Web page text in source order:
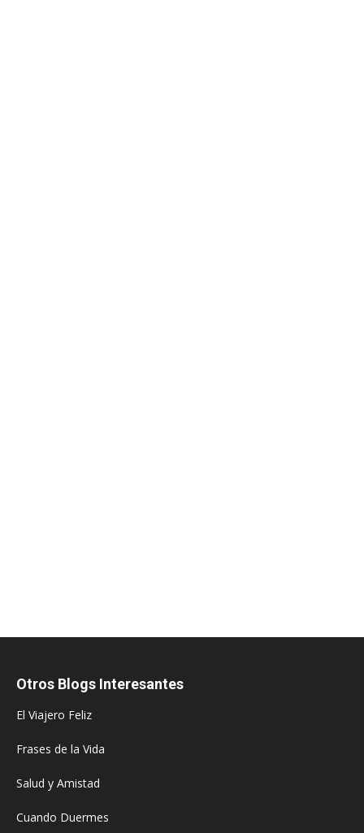
Otros Blogs Interesantes
El Viajero Feliz
Frases de la Vida
Salud y Amistad
Cuando Duermes